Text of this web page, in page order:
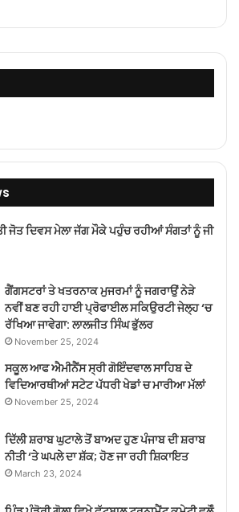
ਜੋਤ ਦਿਵਸ ਮੇਲਾ ਜੱਗ ਮੌਕੇ ਪਹੁੰਚ ਰਹੀਆਂ ਸੰਗਤਾਂ ਨੂੰ ਜੀ
ਗੈਂਗਸਟਰਾਂ ਤੇ ਖਤਰਨਾਕ ਮੁਜਰਮਾਂ ਨੂੰ ਜਗਰਾਉਂ ਨੇੜੇ
ਨਵੀਂ ਬਣ ਰਹੀ ਹਾਈ ਪ੍ਰੋਫਾਈਲ ਸਕਿਉਰਟੀ ਜੇਲ੍ਹ ‘ਚ
ਰੱਖਿਆ ਜਾਵੇਗਾ: ਲਾਲਜੀਤ ਸਿੰਘ ਭੁੱਲਰ
November 25, 2024
ਸਕੂਲ ਆਫ ਐਮੀਨੈਂਸ ਸ੍ਰੀ ਗੋਇੰਦਵਾਲ ਸਾਹਿਬ ਦੇ
ਵਿਦਿਆਰਥੀਆਂ ਸਟੇਟ ਪੱਧਰੀ ਖੇਡਾਂ ਚ ਮਾਰੀਆ ਮੱਲਾਂ
November 25, 2024
ਦਿੱਲੀ ਸ਼ਰਾਬ ਘੁਟਾਲੇ ਤੋਂ ਬਾਅਦ ਹੁਣ ਪੰਜਾਬ ਦੀ ਸ਼ਰਾਬ
ਨੀਤੀ ‘ਤੇ ਘਪਲੇ ਦਾ ਸ਼ੱਕ; ਹੋਣ ਜਾ ਰਹੀ ਸ਼ਿਕਾਇਤ
March 23, 2024